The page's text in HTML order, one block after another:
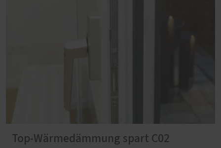
Top-Wärmedämmung spart C02